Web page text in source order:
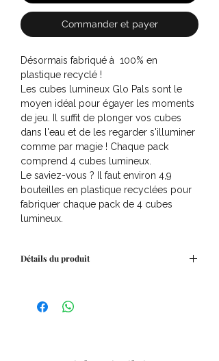
Commander et payer
Désormais fabriqué à 100% en
plastique recyclé !
Les cubes lumineux Glo Pals sont le
moyen idéal pour égayer les moments
de jeu. Il suffit de plonger vos cubes
dans l'eau et de les regarder s'illuminer
comme par magie ! Chaque pack
comprend 4 cubes lumineux.
Le saviez-vous ? Il faut environ 4,9
bouteilles en plastique recyclées pour
fabriquer chaque pack de 4 cubes
lumineux.
Détails du produit